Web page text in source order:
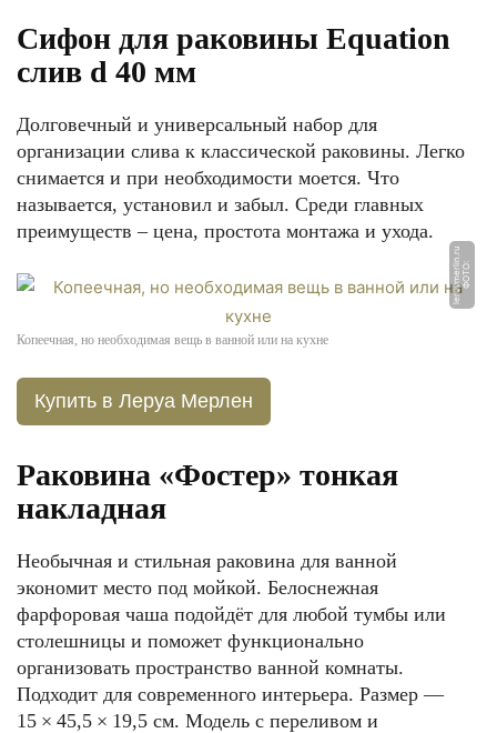
Сифон для раковины Equation
слив d 40 мм
Долговечный и универсальный набор для
организации слива к классической раковины. Легко
снимается и при необходимости моется. Что
называется, установил и забыл. Среди главных
преимуществ – цена, простота монтажа и ухода.
Ф
О
Т
О:
l
e
r
o
y
m
e
rli
n.
r
u
Копеечная, но необходимая вещь в ванной или на кухне
Купить в Леруа Мерлен
Раковина «Фостер» тонкая
накладная
Необычная и стильная раковина для ванной
экономит место под мойкой. Белоснежная
фарфоровая чаша подойдёт для любой тумбы или
столешницы и поможет функционально
организовать пространство ванной комнаты.
Подходит для современного интерьера. Размер —
15 × 45,5 × 19,5 см. Модель с переливом и